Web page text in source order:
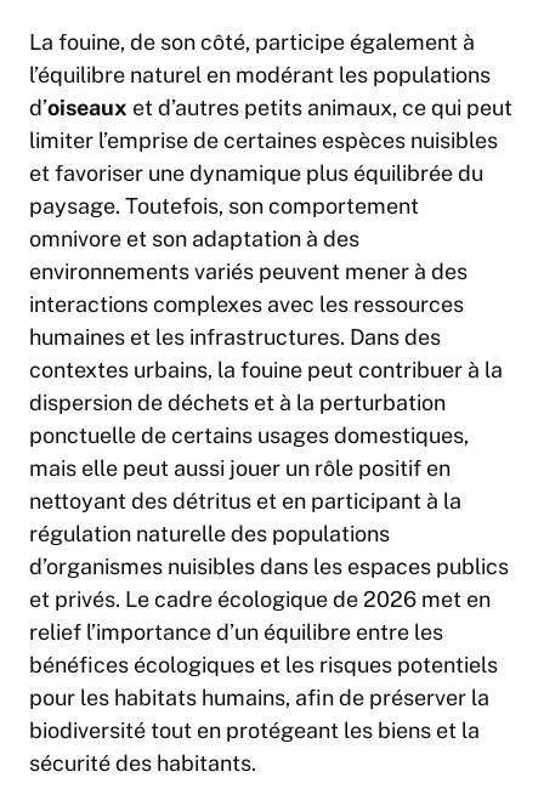
La fouine, de son côté, participe également à
l’équilibre naturel en modérant les populations
d’oiseaux et d’autres petits animaux, ce qui peut
limiter l’emprise de certaines espèces nuisibles
et favoriser une dynamique plus équilibrée du
paysage. Toutefois, son comportement
omnivore et son adaptation à des
environnements variés peuvent mener à des
interactions complexes avec les ressources
humaines et les infrastructures. Dans des
contextes urbains, la fouine peut contribuer à la
dispersion de déchets et à la perturbation
ponctuelle de certains usages domestiques,
mais elle peut aussi jouer un rôle positif en
nettoyant des détritus et en participant à la
régulation naturelle des populations
d’organismes nuisibles dans les espaces publics
et privés. Le cadre écologique de 2026 met en
relief l’importance d’un équilibre entre les
bénéfices écologiques et les risques potentiels
pour les habitats humains, afin de préserver la
biodiversité tout en protégeant les biens et la
sécurité des habitants.